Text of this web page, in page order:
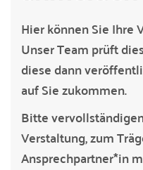
Hier können Sie Ihre
Unser Team prüft
diese dann
auf Sie zukommen.
Bitte
Verstaltung, zum
Ansprechpartner*in